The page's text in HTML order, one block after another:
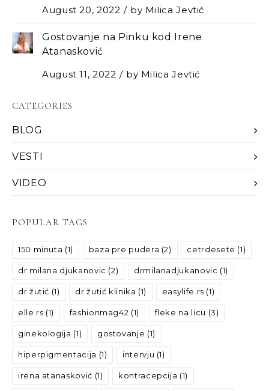
August 20, 2022 by Milica Jevtić
Gostovanje na Pinku kod Irene
Atanasković
August 11, 2022
by Milica Jevtić
CATEGORIES
BLOG
VESTI
VIDEO
POPULAR TAGS
150 minuta (1) baza pre pudera (2) cetrdesete (1)
dr milana djukanovic (2) drmilanadjukanovic (1)
dr žutić (1) dr žutić klinika (1) easylife.rs (1)
elle.rs (1) fashionmag42 (1) fleke na licu (3)
ginekologija (1) gostovanje (1)
hiperpigmentacija (1) intervju (1)
irena atanasković (1) kontracepcija (1)